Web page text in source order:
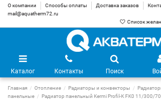
О компании Способы оплаты Доставка заказов
mail@aquatherm72.ru
Список
Каталог Контакты Поиск
Главная Отопление Радиаторы и конвекторы
панельные
Радиатор панельный Kermi Profil-K FK0 11/300/